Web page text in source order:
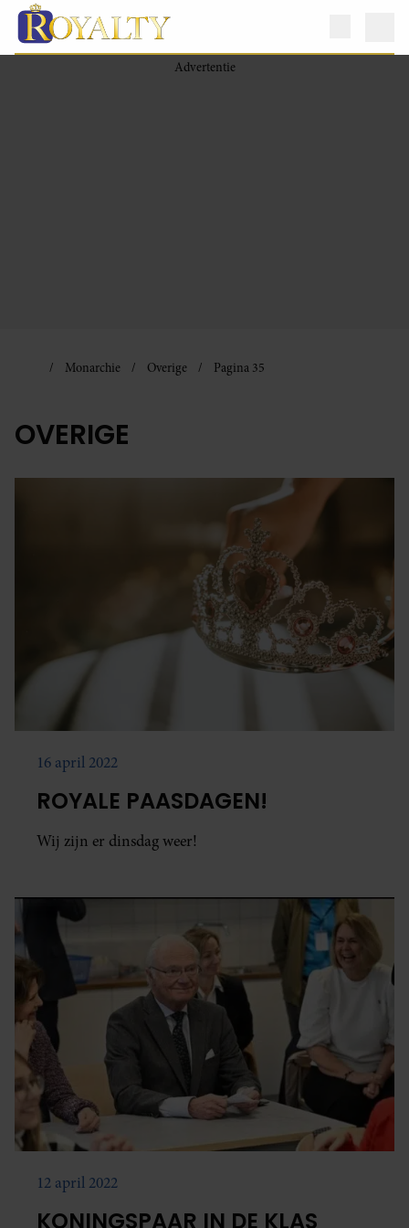
Monarchie Overige Pagina 35
OVERIGE
16 april 2022
ROYALE PAASDAGEN!
Wij zijn er dinsdag weer!
12 april 2022
KONINGSPAAR IN DE KLAS